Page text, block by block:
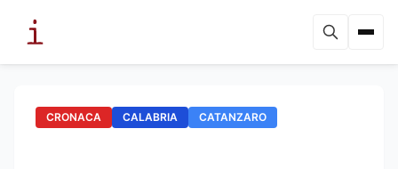
CRONACA CALABRIA CATANZARO